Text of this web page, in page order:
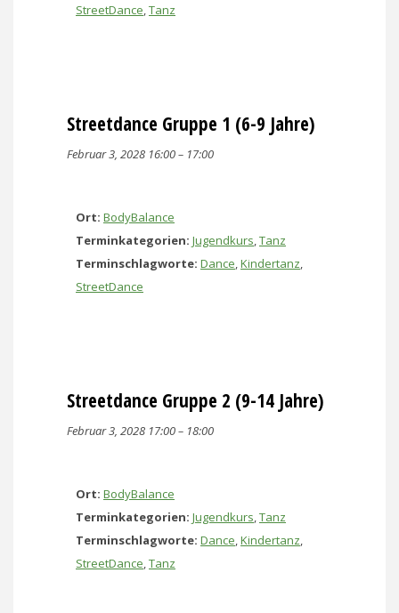
StreetDance,Tanz
Streetdance Gruppe 1 (6-9 Jahre)
Februar 3, 2028 16:00– 17:00
Ort: BodyBalance
Terminkategorien: Jugendkurs,Tanz
Terminschlagworte: Dance,Kindertanz,
StreetDance
Streetdance Gruppe 2 (9-14 Jahre)
Februar 3, 2028 17:00– 18:00
Ort: BodyBalance
Terminkategorien: Jugendkurs,Tanz
Terminschlagworte: Dance,Kindertanz,
StreetDance,Tanz